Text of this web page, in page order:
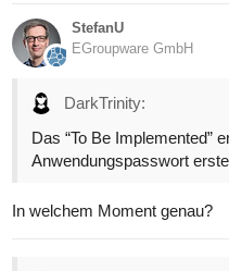
StefanU
EGroupware GmbH
DarkTrinity:
Das “To Be Implemented”
Anwendungspasswort
In welchem Moment genau?